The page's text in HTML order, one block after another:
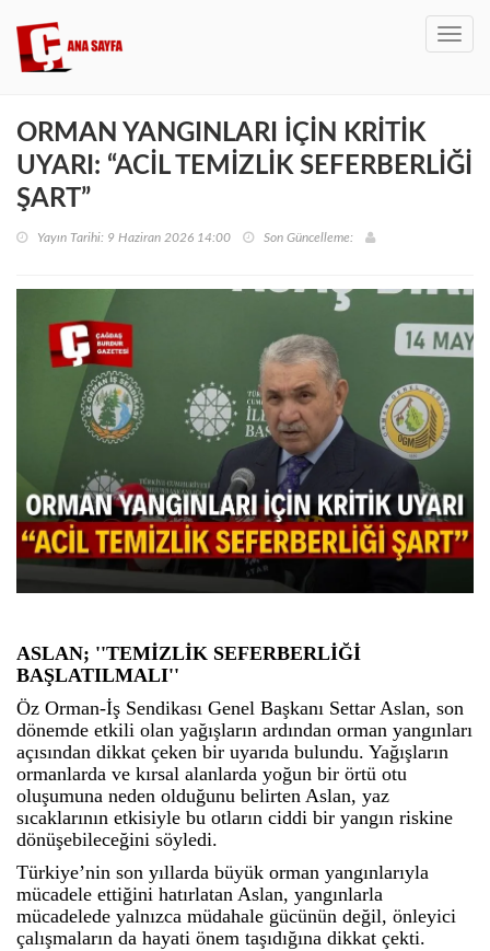
ORMAN YANGINLARI İÇİN KRİTİK
UYARI: “ACİL TEMİZLİK SEFERBERLİĞİ
ŞART”
Yayın Tarihi: 9 Haziran 2026 14:00 Son Güncelleme:
ASLAN; ''TEMİZLİK SEFERBERLİĞİ
BAŞLATILMALI''
Öz Orman-İş Sendikası Genel Başkanı Settar Aslan, son
dönemde etkili olan yağışların ardından orman yangınları
açısından dikkat çeken bir uyarıda bulundu. Yağışların
ormanlarda ve kırsal alanlarda yoğun bir örtü otu
oluşumuna neden olduğunu belirten Aslan, yaz
sıcaklarının etkisiyle bu otların ciddi bir yangın riskine
dönüşebileceğini söyledi.
Türkiye’nin son yıllarda büyük orman yangınlarıyla
mücadele ettiğini hatırlatan Aslan, yangınlarla
mücadelede yalnızca müdahale gücünün değil, önleyici
çalışmaların da hayati önem taşıdığına dikkat çekti.